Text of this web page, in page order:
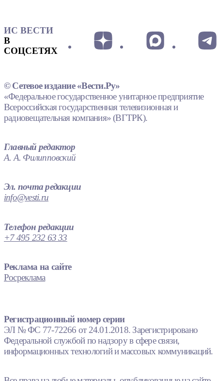
ИС ВЕСТИ
В
СОЦСЕТЯХ
© Сетевое издание «Вести.Ру»
«Федеральное государственное унитарное предприятие
Всероссийская государственная телевизионная и
радиовещательная компания» (ВГТРК).
Главный редактор
А. А. Филипповский
Эл. почта редакции
info@vesti.ru
Телефон редакции
+7 495 232 63 33
Реклама на сайте
Росреклама
Регистрационный номер серии
ЭЛ № ФС 77-72266 от 24.01.2018. Зарегистрировано
Федеральной службой по надзору в сфере связи,
информационных технологий и массовых коммуникаций.